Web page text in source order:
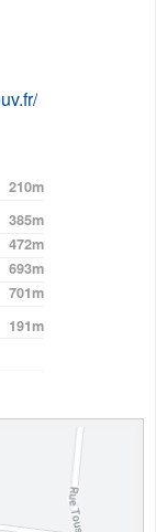
210m
385m
472m
693m
701m
191m